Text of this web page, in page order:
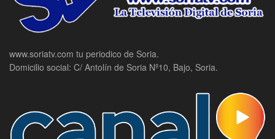
www.soriatv.com tu periodico de Soria.
Domicilio social: C/ Antolín de Soria Nº10, Bajo, Soria.